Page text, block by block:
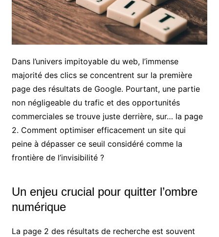
Dans l’univers impitoyable du web, l’immense
majorité des clics se concentrent sur la première
page des résultats de Google. Pourtant, une partie
non négligeable du trafic et des opportunités
commerciales se trouve juste derrière, sur… la page
2. Comment optimiser efficacement un site qui
peine à dépasser ce seuil considéré comme la
frontière de l’invisibilité ?
Un enjeu crucial pour quitter l’ombre
numérique
La page 2 des résultats de recherche est souvent